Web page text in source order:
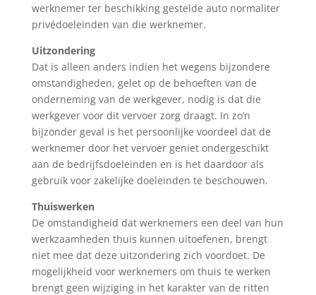
werknemer ter beschikking gestelde auto normaliter
privédoeleinden van die werknemer.
Uitzondering
Dat is alleen anders indien het wegens bijzondere
omstandigheden, gelet op de behoeften van de
onderneming van de werkgever, nodig is dat die
werkgever voor dit vervoer zorg draagt. In zo’n
bijzonder geval is het persoonlijke voordeel dat de
werknemer door het vervoer geniet ondergeschikt
aan de bedrijfsdoeleinden en is het daardoor als
gebruik voor zakelijke doeleinden te beschouwen.
Thuiswerken
De omstandigheid dat werknemers een deel van hun
werkzaamheden thuis kunnen uitoefenen, brengt
niet mee dat deze uitzondering zich voordoet. De
mogelijkheid voor werknemers om thuis te werken
brengt geen wijziging in het karakter van de ritten